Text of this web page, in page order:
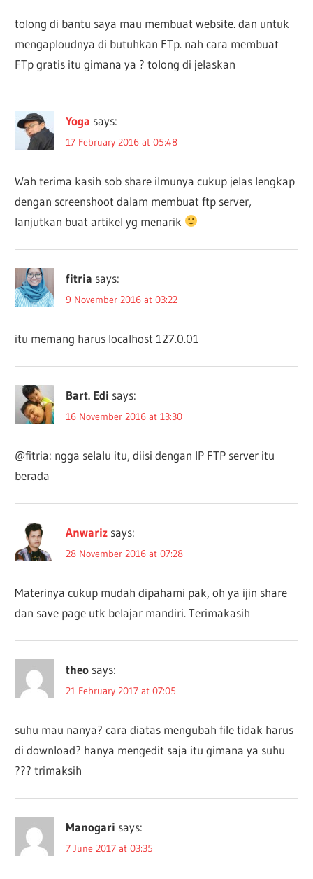
tolong di bantu saya mau membuat website. dan untuk
mengaploudnya di butuhkan FTp. nah cara membuat
FTp gratis itu gimana ya ? tolong di jelaskan
Yoga says:
17 February 2016 at 05:48
Wah terima kasih sob share ilmunya cukup jelas lengkap
dengan screenshoot dalam membuat ftp server,
lanjutkan buat artikel yg menarik
fitria says:
9 November 2016 at 03:22
itu memang harus localhost 127.0.01
Bart. Edi says:
16 November 2016 at 13:30
@fitria: ngga selalu itu, diisi dengan IP FTP server itu
berada
Anwariz says:
28 November 2016 at 07:28
Materinya cukup mudah dipahami pak, oh ya ijin share
dan save page utk belajar mandiri. Terimakasih
theo says:
21 February 2017 at 07:05
suhu mau nanya? cara diatas mengubah file tidak harus
di download? hanya mengedit saja itu gimana ya suhu
??? trimaksih
Manogari says:
7 June 2017 at 03:35